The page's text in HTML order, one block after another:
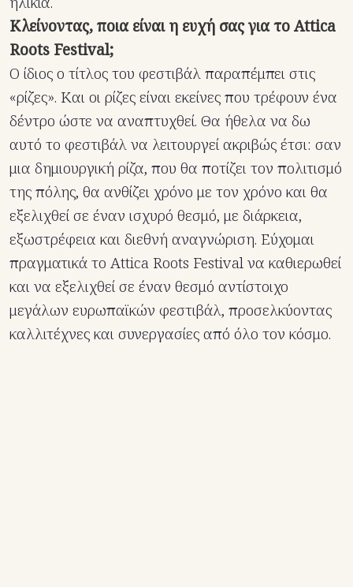
Κλείνοντας, ποια είναι η ευχή σας για το Attica
Roots Festival;
Ο ίδιος ο τίτλος του φεστιβάλ παραπέμπει στις
«ρίζες». Και οι ρίζες είναι εκείνες που τρέφουν ένα
δέντρο ώστε να αναπτυχθεί. Θα ήθελα να δω
αυτό το φεστιβάλ να λειτουργεί ακριβώς έτσι: σαν
μια δημιουργική ρίζα, που θα ποτίζει τον πολιτισμό
της πόλης, θα ανθίζει χρόνο με τον χρόνο και θα
εξελιχθεί σε έναν ισχυρό θεσμό, με διάρκεια,
εξωστρέφεια και διεθνή αναγνώριση. Εύχομαι
πραγματικά το Attica Roots Festival να καθιερωθεί
και να εξελιχθεί σε έναν θεσμό αντίστοιχο
μεγάλων ευρωπαϊκών φεστιβάλ, προσελκύοντας
καλλιτέχνες και συνεργασίες από όλο τον κόσμο.